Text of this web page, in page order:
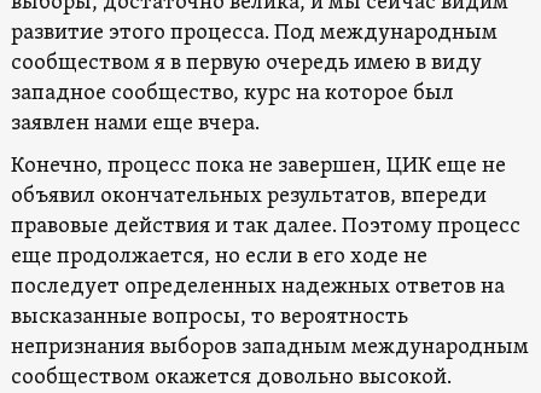
развитие этого процесса. Под международным
сообществом я в первую очередь имею в виду
западное сообщество, курс на которое был
заявлен нами еще вчера.
Конечно, процесс пока не завершен, ЦИК еще не
объявил окончательных результатов, впереди
правовые действия и так далее. Поэтому процесс
еще продолжается, но если в его ходе не
последует определенных надежных ответов на
высказанные вопросы, то вероятность
непризнания выборов западным международным
сообществом окажется довольно высокой.